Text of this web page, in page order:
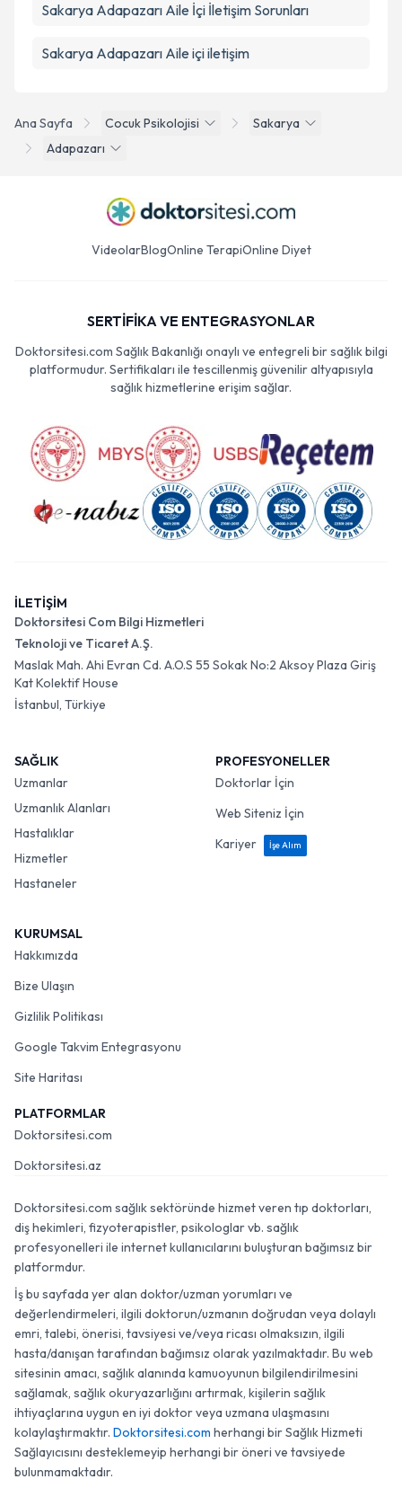
Ana Sayfa Cocuk Psikolojisi
Sakarya
Adapazarı
Sakarya Adapazarı Aile İçi İletişim Sorunları
Sakarya Adapazarı Aile içi iletişim
VideolarBlogOnline TerapiOnline Diyet
SERTİFİKA VE ENTEGRASYONLAR
Doktorsitesi.com Sağlık Bakanlığı onaylı ve entegreli bir sağlık bilgi
platformudur. Sertifikaları ile tescillenmiş güvenilir altyapısıyla
sağlık hizmetlerine erişim sağlar.
İLETİŞİM
Doktorsitesi Com Bilgi Hizmetleri
Teknoloji ve Ticaret A.Ş.
Maslak Mah. Ahi Evran Cd. A.O.S 55 Sokak No:2 Aksoy Plaza Giriş
Kat Kolektif House
İstanbul, Türkiye
SAĞLIK
Uzmanlar
Uzmanlık Alanları
Hastalıklar
Hizmetler
Hastaneler
PROFESYONELLER
Doktorlar İçin
Web Siteniz İçin
Kariyer
İşe Alım
KURUMSAL
Hakkımızda
Bize Ulaşın
Gizlilik Politikası
Google Takvim Entegrasyonu
Site Haritası
PLATFORMLAR
Doktorsitesi.com
Doktorsitesi.az
Doktorsitesi.com sağlık sektöründe hizmet veren tıp doktorları,
diş hekimleri, fizyoterapistler, psikologlar vb. sağlık
profesyonelleri ile internet kullanıcılarını buluşturan bağımsız bir
platformdur.
İş bu sayfada yer alan doktor/uzman yorumları ve
değerlendirmeleri, ilgili doktorun/uzmanın doğrudan veya dolaylı
emri, talebi, önerisi, tavsiyesi ve/veya ricası olmaksızın, ilgili
hasta/danışan tarafından bağımsız olarak yazılmaktadır. Bu web
sitesinin amacı, sağlık alanında kamuoyunun bilgilendirilmesini
sağlamak, sağlık okuryazarlığını artırmak, kişilerin sağlık
ihtiyaçlarına uygun en iyi doktor veya uzmana ulaşmasını
kolaylaştırmaktır. Doktorsitesi.com herhangi bir Sağlık Hizmeti
Sağlayıcısını desteklemeyip herhangi bir öneri ve tavsiyede
bulunmamaktadır.